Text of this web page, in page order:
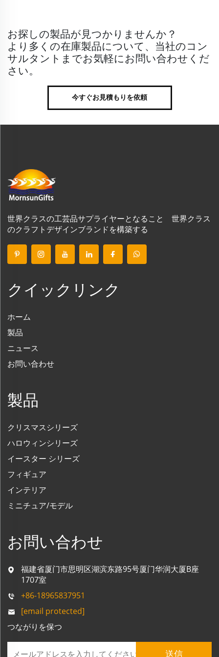
お探しの製品が見つかりませんか？
より多くの在庫製品について、当社のコン
サルタントまでお気軽にお問い合わせくだ
さい。
今すぐお見積もりを依頼
世界クラスの工芸品サプライヤーとなること 世界クラス
のクラフトデザインブランドを構築する
クイックリンク
ホーム
製品
ニュース
お問い合わせ
製品
クリスマスシリーズ
ハロウィンシリーズ
イースター シリーズ
フィギュア
インテリア
ミニチュア/モデル
お問い合わせ
福建省厦门市思明区湖滨东路95号厦门华润大厦B座
1707室
+86-18965837951
[email protected]
つながりを保つ
送信